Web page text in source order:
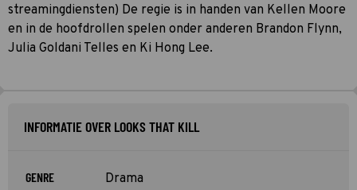
streamingdiensten) De regie is in handen van Kellen Moore
en in de hoofdrollen spelen onder anderen Brandon Flynn,
Julia Goldani Telles en Ki Hong Lee.
INFORMATIE OVER LOOKS THAT KILL
GENRE Drama